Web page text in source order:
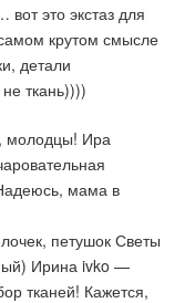
это экстаз для
крутом смысле
детали
ткань))))
молодцы! Ира
мама в
петушок Светы
Ирина ivko —
тканей! Кажется,